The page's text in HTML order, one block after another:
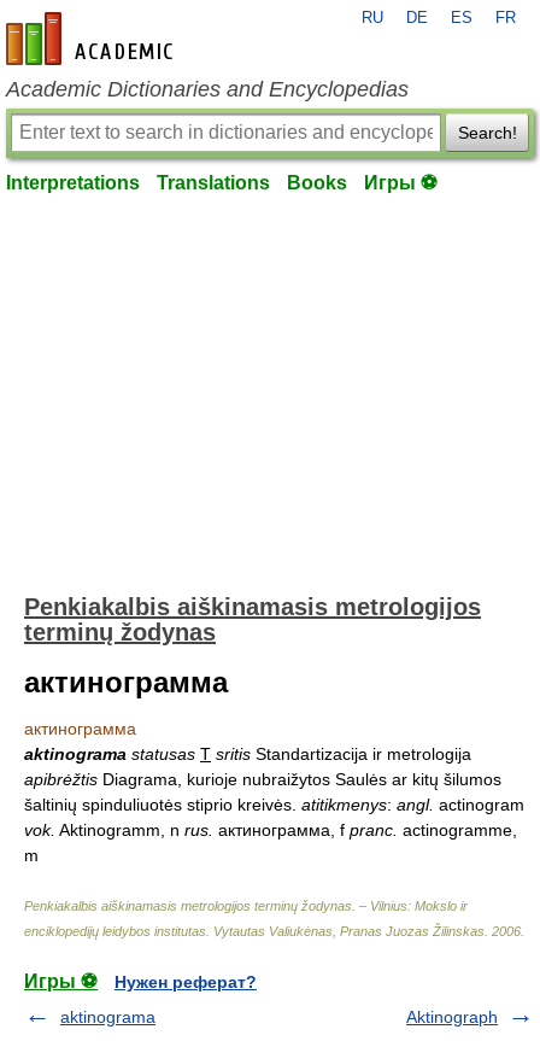
en-academic.com
RU DE ES FR
Academic Dictionaries and Encyclopedias
Search!
Interpretations Translations Books Игры ⚽
Penkiakalbis aiškinamasis metrologijos
terminų žodynas
актинограмма
актинограмма
aktinograma statusas T sritis Standartizacija ir metrologija
apibrėžtis Diagrama, kurioje nubraižytos Saulės ar kitų šilumos
šaltinių spinduliuotės stiprio kreivės. atitikmenys: angl. actinogram
vok. Aktinogramm, n rus. актинограмма, f pranc. actinogramme,
m
Penkiakalbis aiškinamasis metrologijos terminų žodynas. – Vilnius: Mokslo ir
enciklopedijų leidybos institutas Vytautas Valiukėnas, Pranas Juozas Žilinskas 2006
Игры ⚽
Нужен реферат?
aktinograma
Aktinograph